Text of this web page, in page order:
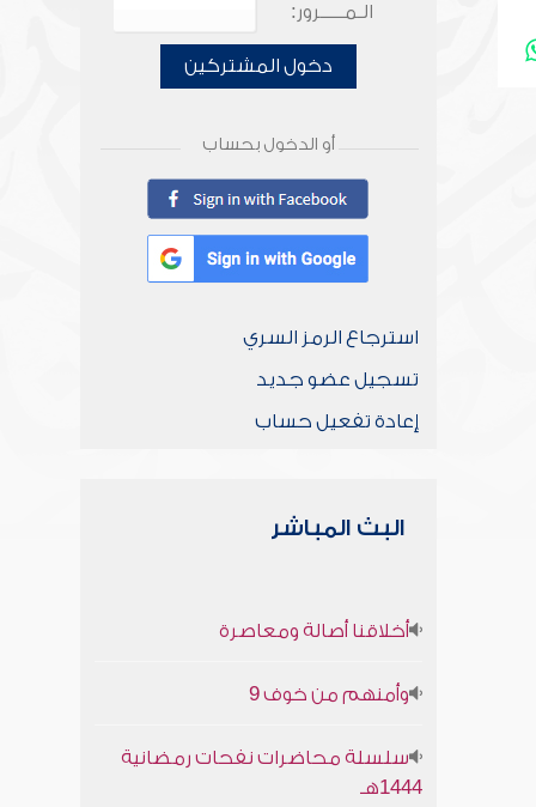
الـمـــــرور:
دخول المشتركين
أو الدخول بحساب
استرجاع الرمز السري
تسجيل عضو جديد
إعادة تفعيل حساب
البث المباشر
أخلاقنا أصالة ومعاصرة
وأمنهم من خوف 9
سلسلة محاضرات نفحات رمضانية
1444هـ